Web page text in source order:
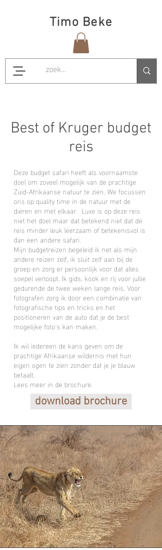
Timo Beke
Best of Kruger budget
reis
Deze budget safari heeft als voornaamste
doel om zoveel mogelijk van de prachtige
Zuid-Afrikaanse natuur te zien. We focussen
ons op quality time in de natuur met de
dieren en met elkaar. Luxe is op deze reis
niet het doel maar dat betekend niet dat de
reis minder leuk leerzaam of betekenisvol is
dan een andere safari.
Mijn budgetreizen begeleid ik net als mijn
andere reizen zelf, ik sluit zelf aan bij de
groep en zorg er persoonlijk voor dat alles
soepel verloopt. Ik gids, kook en rij voor jullie
gedurende de twee weken lange reis. Voor
fotografen zorg ik door een combinatie van
fotografische tips en tricks en het
positioneren van de auto dat je de best
mogelijke foto's kan maken.
Ik wil iedereen de kans geven om de
prachtige Afrikaanse wildernis met hun
eigen ogen te zien zonder dat je je blauw
betaalt.
Lees meer in de brochure.
download brochure